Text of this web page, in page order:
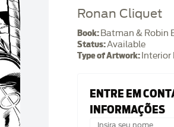
Ronan Cliquet
Book: Batman & Robin
Status:Available
Type of Artwork: Interior
ENTRE EM
INFORMAÇÕES